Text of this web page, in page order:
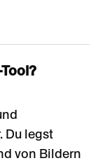
Du legst
von Bildern